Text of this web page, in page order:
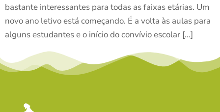
bastante interessantes para todas as faixas etárias. Um
novo ano letivo está começando. É a volta às aulas para
alguns estudantes e o início do convívio escolar […]